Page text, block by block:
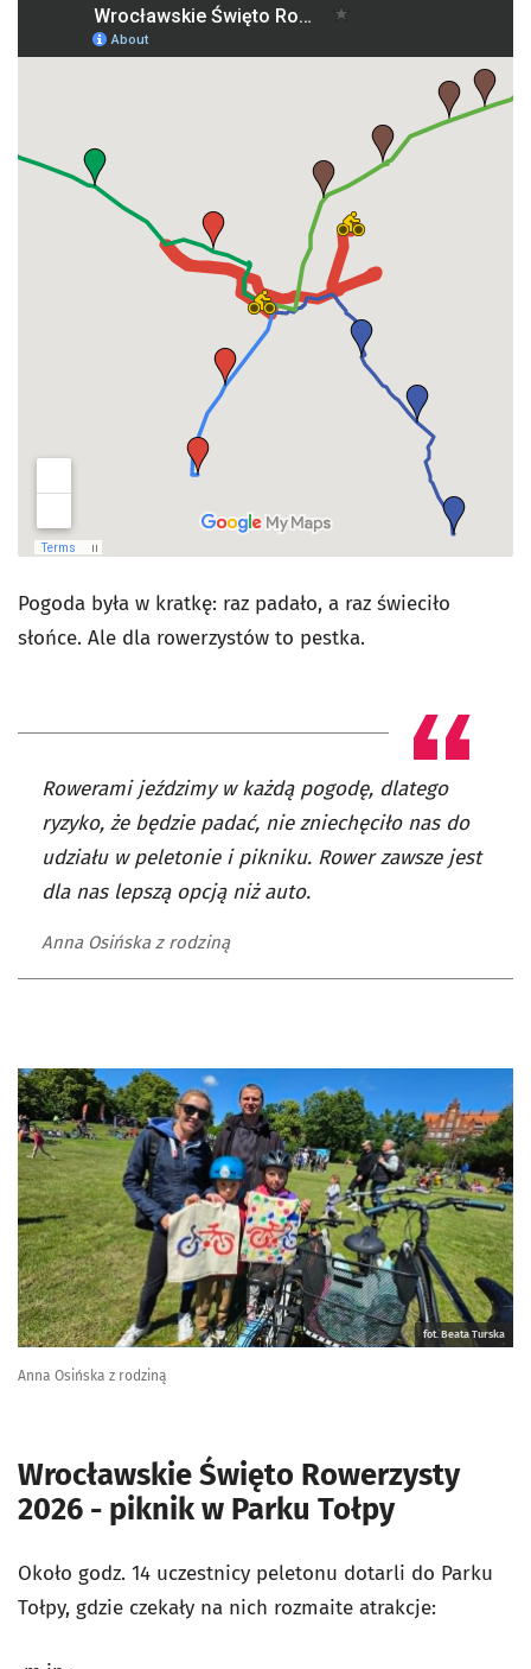
Pogoda była w kratkę: raz padało, a raz świeciło
słońce. Ale dla rowerzystów to pestka.
Rowerami jeździmy w każdą pogodę, dlatego
ryzyko, że będzie padać, nie zniechęciło nas do
udziału w peletonie i pikniku. Rower zawsze jest
dla nas lepszą opcją niż auto.
Anna Osińska z rodziną
fot. Beata Turska
Anna Osińska z rodziną
Wrocławskie Święto Rowerzysty
2026 - piknik w Parku Tołpy
Około godz. 14 uczestnicy peletonu dotarli do Parku
Tołpy, gdzie czekały na nich rozmaite atrakcje: